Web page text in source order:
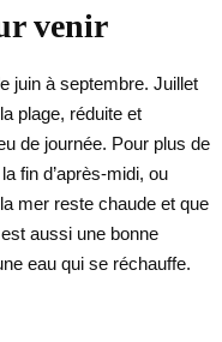
venir
juin à septembre. Juillet
plage, réduite et
de journée. Pour plus de
fin d’après-midi, ou
mer reste chaude et que
aussi une bonne
eau qui se réchauffe.